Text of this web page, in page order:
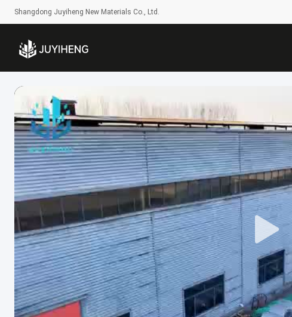
Shangdong Juyiheng New Materials Co., Ltd.